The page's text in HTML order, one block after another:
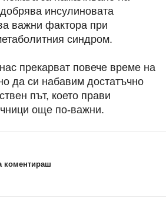
инсулиновата
важни фактора при
синдром.
прекарват повече време на
да си набавим достатъчно
път, което прави
още по-важни.
коментираш